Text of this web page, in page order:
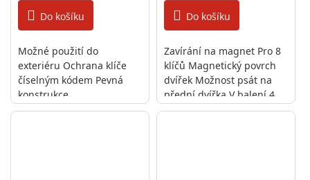
Do košíku
Možné použití do
exteriéru Ochrana klíče
číselným kódem Pevná
konstrukce
Do košíku
Zavírání na magnet Pro 8
klíčů Magnetický povrch
dvířek Možnost psát na
přední dvířka V balení 4
magnetky a magnetický